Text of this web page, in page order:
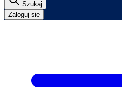
Szukaj
Zaloguj się